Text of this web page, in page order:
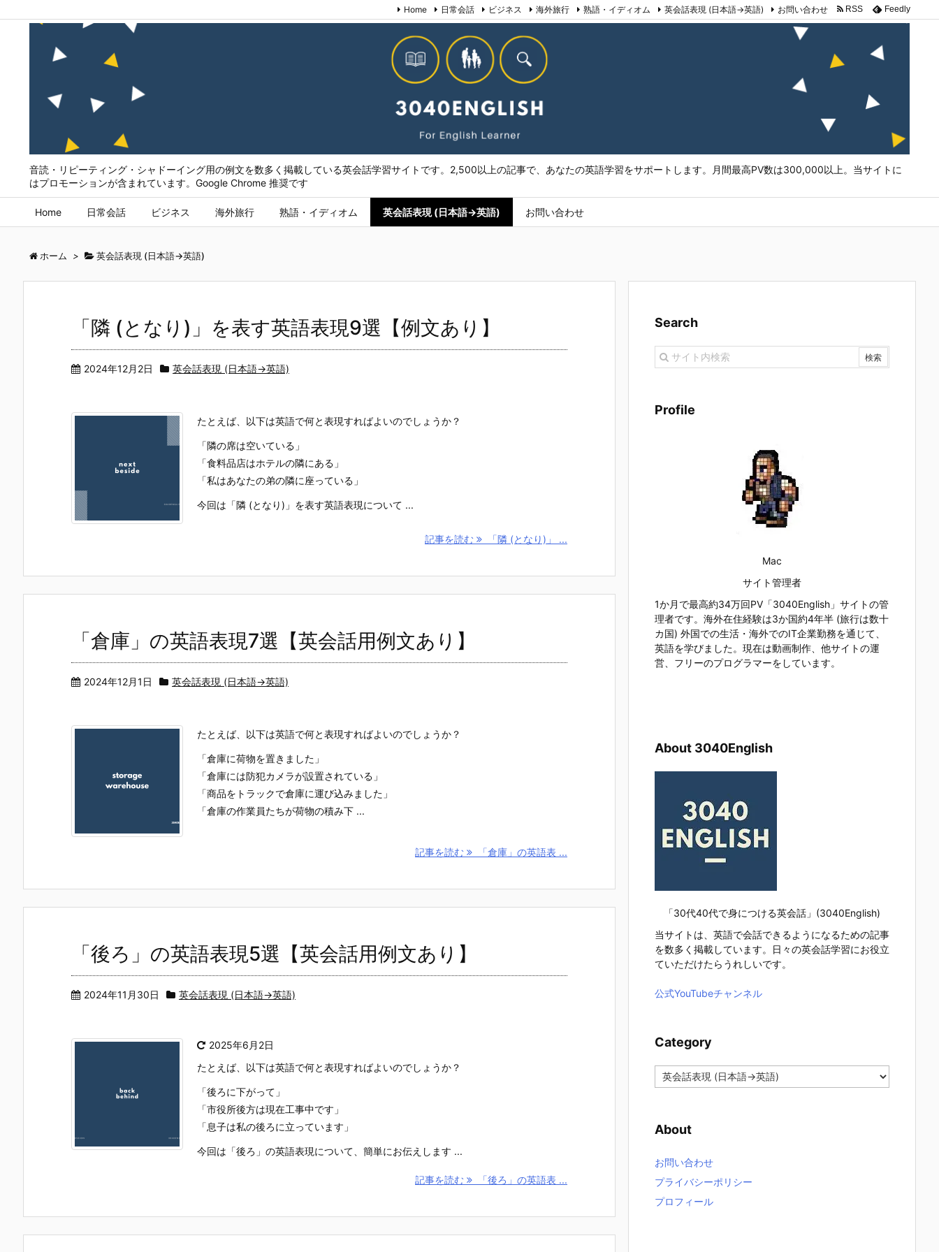
音読・リピーティング・シャドーイング用の例文を数多く掲載している英会話学習サイトです。2,500以上の記事で、あなたの英語学習をサポートします。月間最高PV数は300,000以上。当サイトに
はプロモーションが含まれています。Google Chrome 推奨です
Home 日常会話 ビジネス 海外旅行 熟語・イディオム 英会話表現 (日本語→英語) お問い合わせ
Home 日常会話 ビジネス 海外旅行 熟語・イディオム 英会話表現 (日本語→英語) お問い合わせ RSS Feedly
ホーム > 英会話表現 (日本語→英語)
「隣 (となり)」を表す英語表現9選【例文あり】
2024年12月2日 英会話表現 (日本語→英語)
たとえば、以下は英語で何と表現すればよいのでしょうか？
「隣の席は空いている」
「食料品店はホテルの隣にある」
「私はあなたの弟の隣に座っている」
今回は「隣 (となり)」を表す英語表現について ...
記事を読む 「隣 (となり)」 ...
「倉庫」の英語表現7選【英会話用例文あり】
2024年12月1日 英会話表現 (日本語→英語)
たとえば、以下は英語で何と表現すればよいのでしょうか？
「倉庫に荷物を置きました」
「倉庫には防犯カメラが設置されている」
「商品をトラックで倉庫に運び込みました」
「倉庫の作業員たちが荷物の積み下 ...
記事を読む 「倉庫」の英語表 ...
「後ろ」の英語表現5選【英会話用例文あり】
2024年11月30日 英会話表現 (日本語→英語)
2025年6月2日
たとえば、以下は英語で何と表現すればよいのでしょうか？
「後ろに下がって」
「市役所後方は現在工事中です」
「息子は私の後ろに立っています」
今回は「後ろ」の英語表現について、簡単にお伝えします ...
記事を読む 「後ろ」の英語表 ...
Search
Profile
Mac
サイト管理者
1か月で最高約34万回PV「3040English」サイトの管
理者です。海外在住経験は3か国約4年半 (旅行は数十
カ国) 外国での生活・海外でのIT企業勤務を通じて、
英語を学びました。現在は動画制作、他サイトの運
営、フリーのプログラマーをしています。
About 3040English
「30代40代で身につける英会話」(3040English)
当サイトは、英語で会話できるようになるための記事
を数多く掲載しています。日々の英会話学習にお役立
ていただけたらうれしいです。
公式YouTubeチャンネル
Category
a
g
r
About
お問い合わせ
プライバシーポリシー
プロフィール